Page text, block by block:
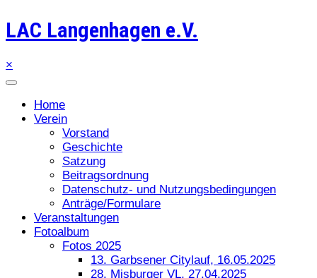
LAC Langenhagen e.V.
×
Home
Verein
Vorstand
Geschichte
Satzung
Beitragsordnung
Datenschutz- und Nutzungsbedingungen
Anträge/Formulare
Veranstaltungen
Fotoalbum
Fotos 2025
13. Garbsener Citylauf, 16.05.2025
28. Misburger VL, 27.04.2025